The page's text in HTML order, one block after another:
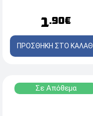
1.90€
ΠΡΟΣΘΗΚΗ ΣΤΟ ΚΑΛΑΘΙ
Σε Απόθεμα